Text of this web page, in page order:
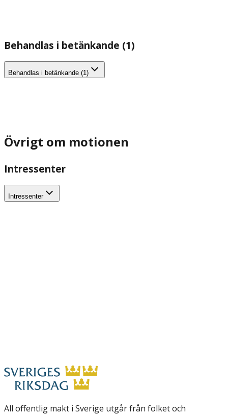
Behandlas i betänkande (1)
Behandlas i betänkande (1)
Övrigt om motionen
Intressenter
Intressenter
All offentlig makt i Sverige utgår från folket och